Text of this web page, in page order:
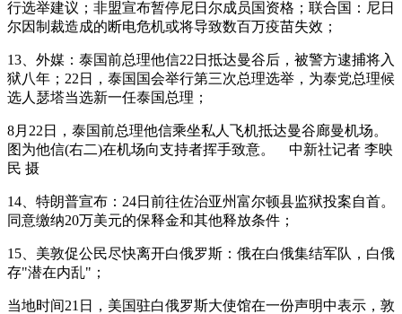
行选举建议；非盟宣布暂停尼日尔成员国资格；联合国：尼日
尔因制裁造成的断电危机或将导致数百万疫苗失效；
13、外媒：泰国前总理他信22日抵达曼谷后，被警方逮捕将入
狱八年；22日，泰国国会举行第三次总理选举，为泰党总理候
选人瑟塔当选新一任泰国总理；
8月22日，泰国前总理他信乘坐私人飞机抵达曼谷廊曼机场。
图为他信(右二)在机场向支持者挥手致意。 中新社记者 李映
民 摄
14、特朗普宣布：24日前往佐治亚州富尔顿县监狱投案自首。
同意缴纳20万美元的保释金和其他释放条件；
15、美敦促公民尽快离开白俄罗斯：俄在白俄集结军队，白俄
存"潜在内乱"；
当地时间21日，美国驻白俄罗斯大使馆在一份声明中表示，敦